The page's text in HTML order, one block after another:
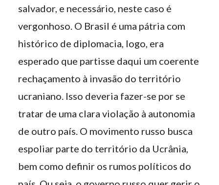
salvador, e necessário, neste caso é
vergonhoso. O Brasil é uma pátria com
histórico de diplomacia, logo, era
esperado que partisse daqui um coerente
rechaçamento à invasão do território
ucraniano. Isso deveria fazer-se por se
tratar de uma clara violação à autonomia
de outro país. O movimento russo busca
espoliar parte do território da Ucrânia,
bem como definir os rumos políticos do